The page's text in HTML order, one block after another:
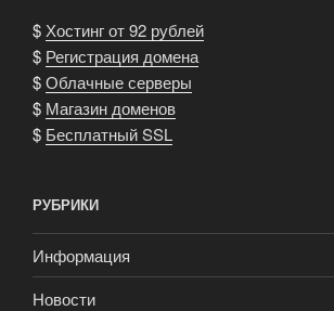
$ Хостинг от 92 рублей
$ Регистрация домена
$Облачные серверы
$ Магазин доменов
$ Бесплатный SSL
РУБРИКИ
Информация
Новости